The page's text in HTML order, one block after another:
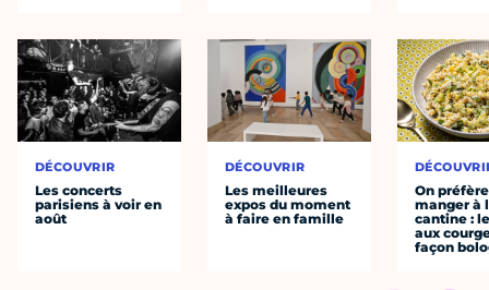
DÉCOUVRIR
Les concerts
parisiens à voir en
août
DÉCOUVRIR
Les meilleures
expos du moment
à faire en famille
On préfère
manger à
cantine :
aux
façon